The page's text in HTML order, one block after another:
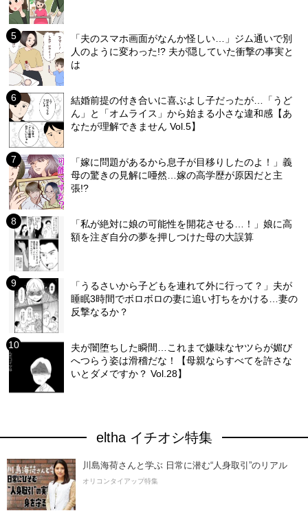
「夫のスマホ画面がなんか怪しい…」ジム通いで別
人のように変わった!? 夫が隠していた衝撃の事実と
は
結婚前提の付き合いに喜ぶよし子だったが…「うど
ん」と「オムライス」から始まる小さな違和感【あ
なたが理解できません Vol.5】
「嫁に問題があるから息子が目移りしたのよ！」義
母の驚きの見解に唖然…嫁の高学歴が原因だと主
張!?
「私が絶対に娘の可能性を開花させる…！」娘に高
額を注ぎ自分の夢を押しつけた母の大誤算
「うるさいから子どもを連れて外に行って？」夫が
睡眠3時間でボロボロの妻に追い打ちをかける…妻の
反撃なるか？
夫が闇堕ちした瞬間…これまで嫌味なヤツらが媚び
へつらう姿は滑稽だな！【母親ならすべてを許さな
いとダメですか？ Vol.28】
eltha イチオシ特集
川島海荷さんと学ぶ 日常に潜む“人身取引”のリアル
オリコンタイアップ特集